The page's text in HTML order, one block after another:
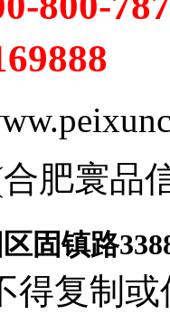
肥寰品
固镇路
得复制或